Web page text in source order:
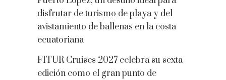
disfrutar de turismo de playa y del
avistamiento de ballenas en la costa
ecuatoriana
FITUR Cruises 2027 celebra su sexta
edición como el gran punto de